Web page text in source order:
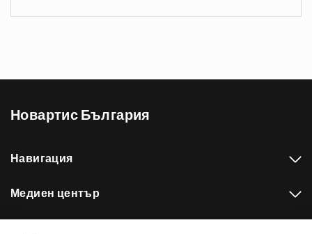
Новартис България
Навигация
Медиен център